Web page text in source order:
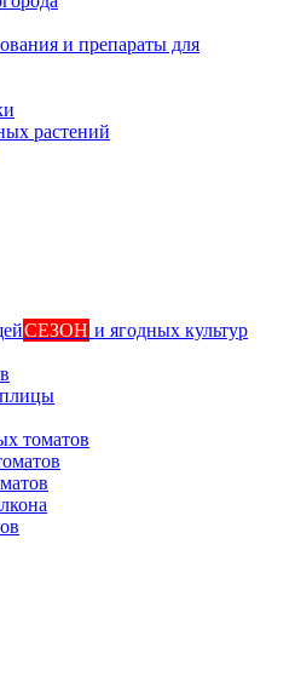
и препараты для
растений
СЕЗОН и ягодных культур
томатов